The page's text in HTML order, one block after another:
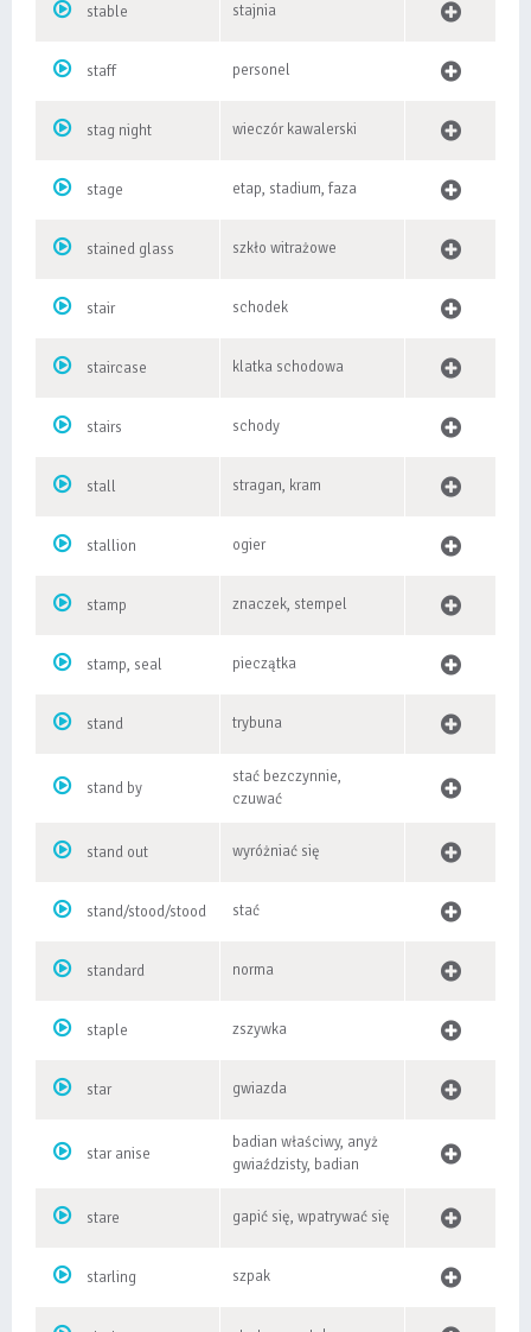
stable stajnia
staff personel
stag night wieczór kawalerski
stage etap, stadium, faza
stained glass szkło witrażowe
stair schodek
staircase klatka schodowa
stairs schody
stall stragan, kram
stallion ogier
stamp znaczek, stempel
stamp, seal pieczątka
stand trybuna
stand by
stać bezczynnie,
czuwać
stand out wyróżniać się
stand/stood/stood stać
standard norma
staple zszywka
star gwiazda
star anise
badian właściwy, anyż
gwiaździsty, badian
stare gapić się, wpatrywać się
starling szpak